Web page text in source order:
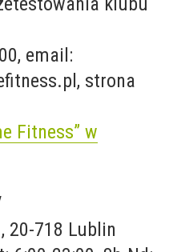
email:
, strona
Fitness” w
20-718 Lublin